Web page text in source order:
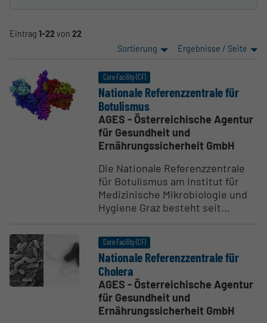
Eintrag 1-22von 22
Sortierung
Ergebnisse / Seite
Core Facility (CF)
Nationale Referenz­zen­trale für
Botulismus
AGES - Österreichische Agentur
für Gesundheit und
Ernährungssicherheit GmbH
Die Nationale Referenzzentrale
für Botulismus am Institut für
Medizinische Mikrobiologie und
Hygiene Graz besteht seit...
Core Facility (CF)
Nationale Referenz­zen­trale für
Cholera
AGES - Österreichische Agentur
für Gesundheit und
Ernährungssicherheit GmbH